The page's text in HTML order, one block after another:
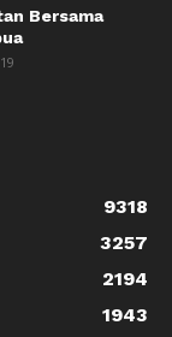
Bersama
9318
3257
2194
1943